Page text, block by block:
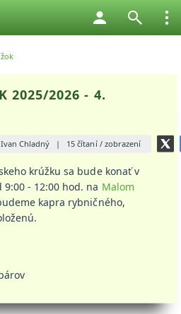
2025/2026 - 4.
Chladný | 15 čítaní / zobrazení
krúžku sa bude konať v
- 12:00 hod. na Malom
kapra rybničného,